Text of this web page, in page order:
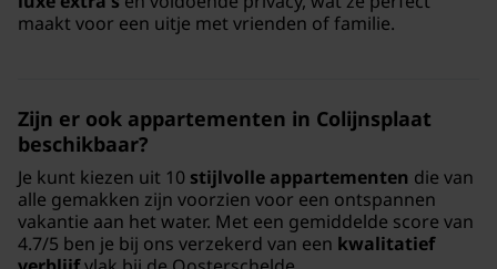
maakt voor een uitje met vrienden of familie.
Zijn er ook appartementen in Colijnsplaat
beschikbaar?
Je kunt kiezen uit 10 stijlvolle appartementen die van
alle gemakken zijn voorzien voor een ontspannen
vakantie aan het water. Met een gemiddelde score van
4.7/5 ben je bij ons verzekerd van een kwalitatief